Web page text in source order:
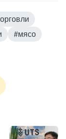
#мясо